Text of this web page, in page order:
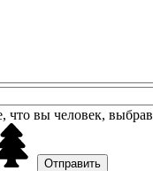
что вы человек, выбрав